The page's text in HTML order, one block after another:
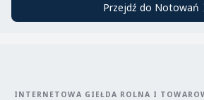
Przejdź do Notowań
INTERNETOWA GIEŁDA ROLNA I